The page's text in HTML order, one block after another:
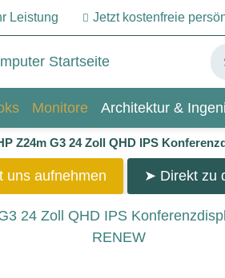
Leistung Jetzt kostenfreie
Monitore Architektur &
Z24m G3 24 Zoll QHD IPS
uns aufnehmen ➤ Direkt zu